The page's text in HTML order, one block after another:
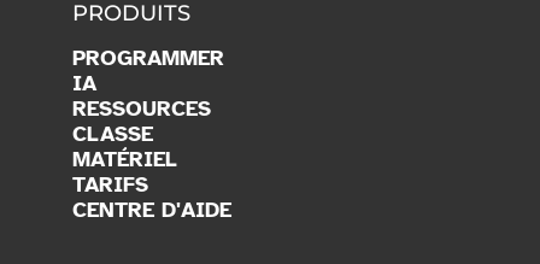
PRODUITS
PROGRAMMER
IA
RESSOURCES
CLASSE
MATÉRIEL
TARIFS
CENTRE D'AIDE